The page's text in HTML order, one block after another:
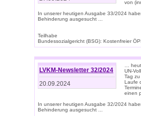
von
In unserer heutigen Ausgabe 33/2024
Behinderung ausgesucht ...
Teilhabe
Bundessozialgericht (BSG): Kostenfreier
LVKM-Newsletter 32/2024
20.09.2024
…
UN-
Tag
Laufe
einen
In unserer heutigen Ausgabe 32/2024
Behinderung ausgesucht ...